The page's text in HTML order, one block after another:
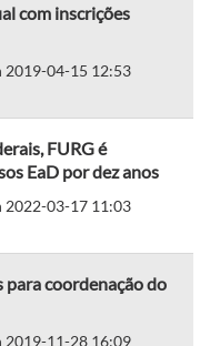
com inscrições
2019-04-15 12:53
FURG é
EaD por dez anos
2022-03-17 11:03
para coordenação do
2019-11-28 16:09